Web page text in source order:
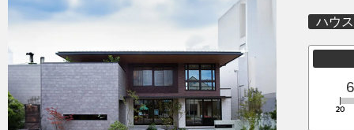
ハウ